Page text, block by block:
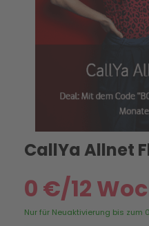
CallYa Allnet
0 €/12
Nur für Neuaktivierung bis zum